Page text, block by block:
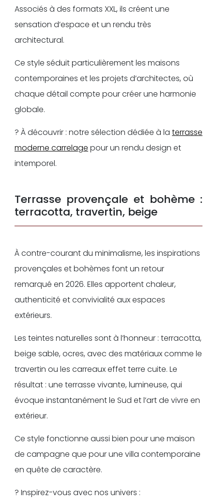
Associés à des formats XXL, ils créent une
sensation d’espace et un rendu très
architectural.
Ce style séduit particulièrement les maisons
contemporaines et les projets d’architectes, où
chaque détail compte pour créer une harmonie
globale.
? À découvrir : notre sélection dédiée à la terrasse
moderne carrelage pour un rendu design et
intemporel.
Terrasse provençale et bohème :
terracotta, travertin, beige
À contre-courant du minimalisme, les inspirations
provençales et bohèmes font un retour
remarqué en 2026. Elles apportent chaleur,
authenticité et convivialité aux espaces
extérieurs.
Les teintes naturelles sont à l’honneur : terracotta,
beige sable, ocres, avec des matériaux comme le
travertin ou les carreaux effet terre cuite. Le
résultat : une terrasse vivante, lumineuse, qui
évoque instantanément le Sud et l’art de vivre en
extérieur.
Ce style fonctionne aussi bien pour une maison
de campagne que pour une villa contemporaine
en quête de caractère.
? Inspirez-vous avec nos univers :